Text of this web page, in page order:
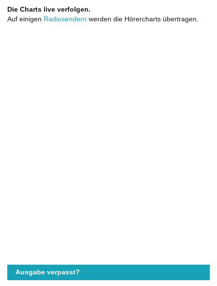
Die Charts live verfolgen.
Auf einigen Radiosendern werden die Hörercharts übertragen.
Ausgabe verpasst?